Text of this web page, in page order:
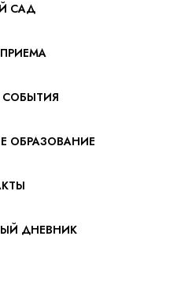
САД
ОБРАЗОВАНИЕ
ДНЕВНИК